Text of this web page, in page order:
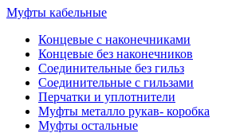
Муфты кабельные
Концевые с наконечниками
Концевые без наконечников
Соединительные без гильз
Соединительные с гильзами
Перчатки и уплотнители
Муфты металло рукав- коробка
Муфты остальные